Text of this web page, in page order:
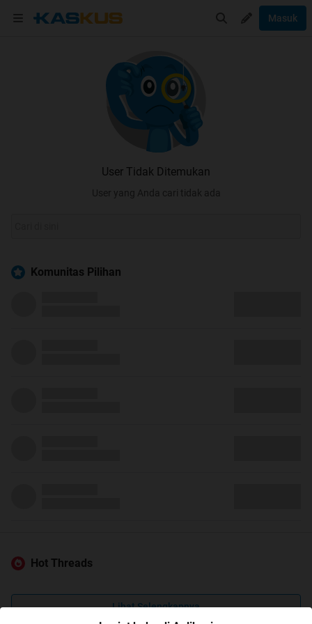
Masuk
User Tidak Ditemukan
User yang Anda cari tidak ada
Komunitas Pilihan
Hot Threads
Lihat Selengkapnya